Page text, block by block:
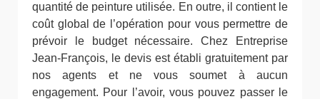
quantité de peinture utilisée. En outre, il contient le
coût global de l’opération pour vous permettre de
prévoir le budget nécessaire. Chez Entreprise
Jean-François, le devis est établi gratuitement par
nos agents et ne vous soumet à aucun
engagement. Pour l’avoir, vous pouvez passer le